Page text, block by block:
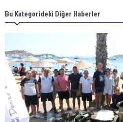
Bu Kategorideki Diğer Haberler